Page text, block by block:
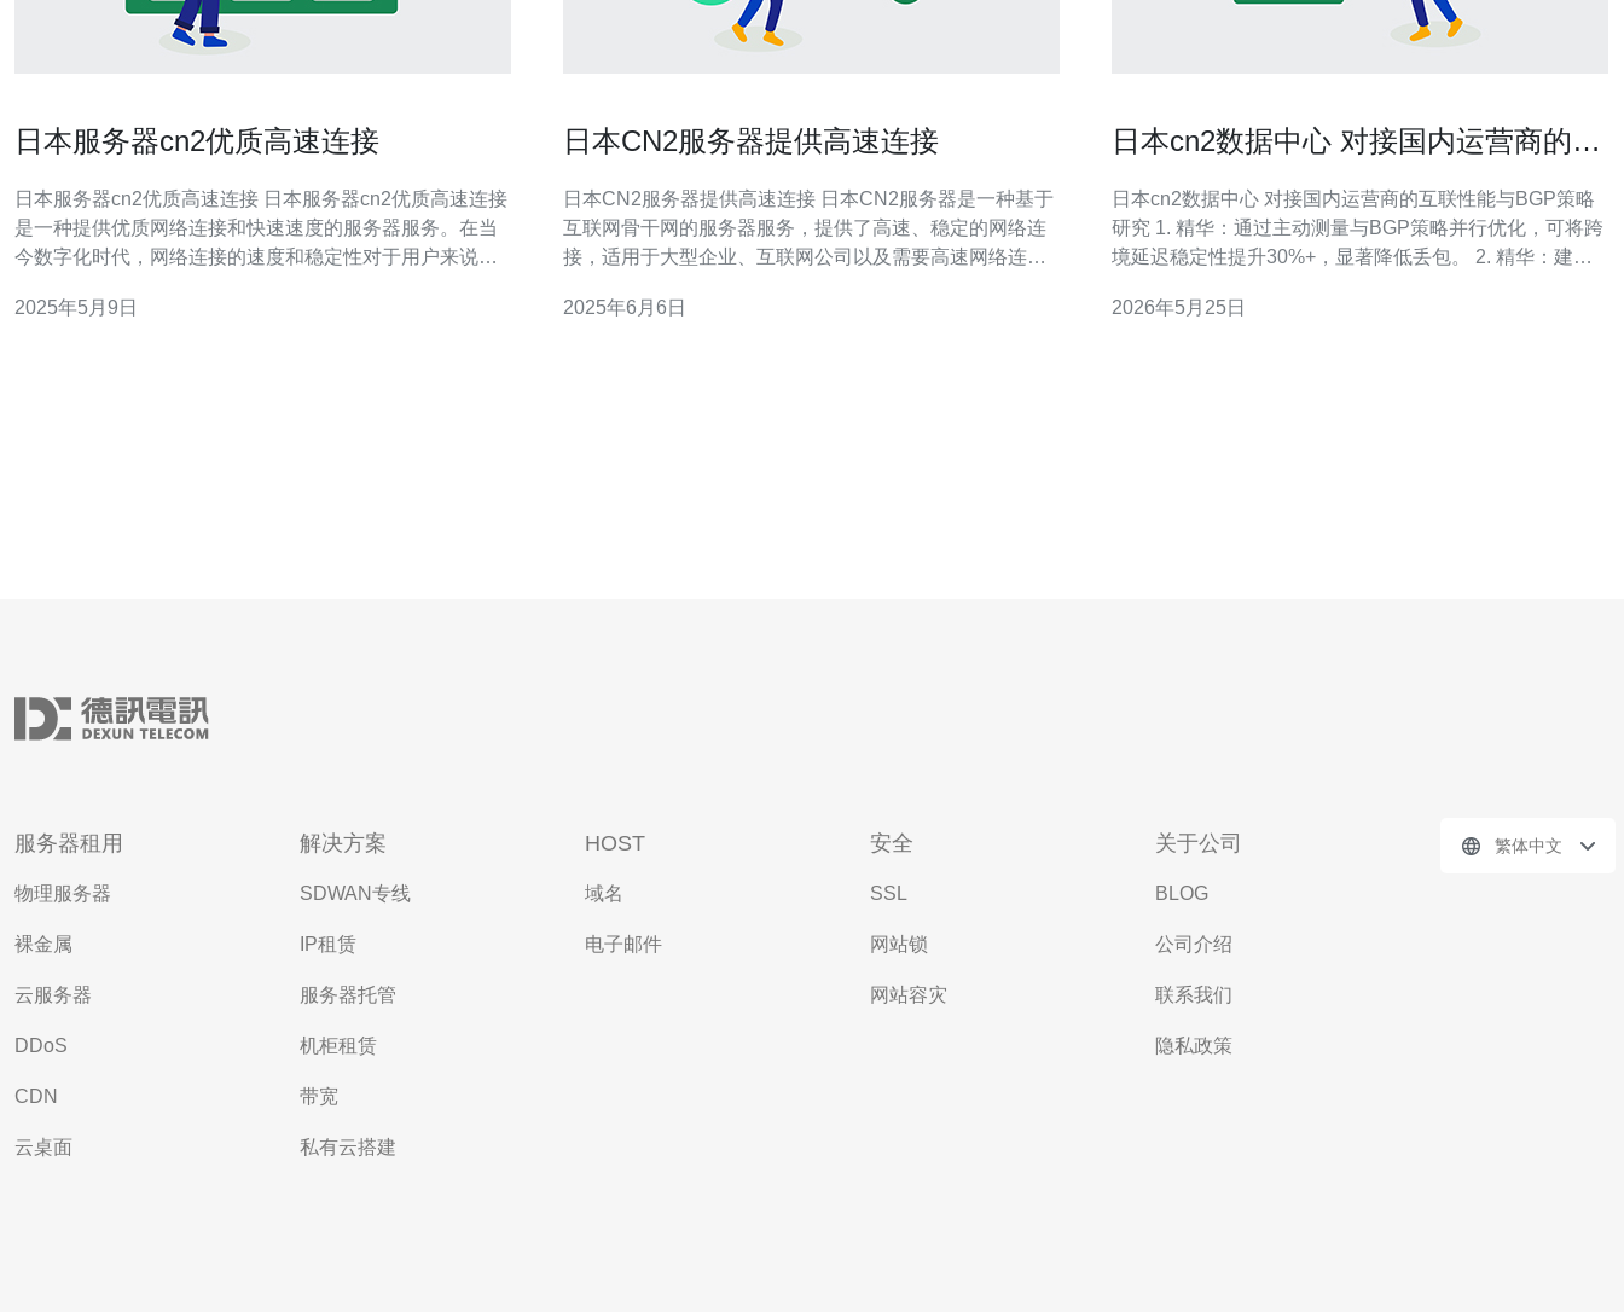
日本服务器cn2优质高速连接
日本服务器cn2优质高速连接 日本服务器cn2优质高速连接
是一种提供优质网络连接和快速速度的服务器服务。在当
今数字化时代，网络连接的速度和稳定性对于用户来说至
户能够享受更好的上网体验。 日本服务器cn2采用优质的
2025年5月9日
日本CN2服务器提供高速连接
日本CN2服务器提供高速连接 日本CN2服务器是一种基于
互联网骨干网的服务器服务，提供了高速、稳定的网络连
接，适用于大型企业、互联网公司以及需要高速网络连接
更快速的网络连接，提升工作效率和用户体验。 日本CN2
2025年6月6日
日本cn2数据中心 对接国内运营商的互
日本cn2数据中心 对接国内运营商的互联性能与BGP策略
研究 1. 精华：通过主动测量与BGP策略并行优化，可将跨
境延迟稳定性提升30%+，显著降低丢包。 2. 精华：建议
preference）组合，达到快速故障切换与流量工程的平
2026年5月25日
服务器租用
物理服务器
裸金属
云服务器
DDoS
CDN
云桌面
解决方案
SDWAN专线
IP租赁
服务器托管
机柜租赁
带宽
私有云搭建
HOST
域名
电子邮件
安全
SSL
网站锁
网站容灾
关于公司
BLOG
公司介绍
联系我们
隐私政策
繁体中文